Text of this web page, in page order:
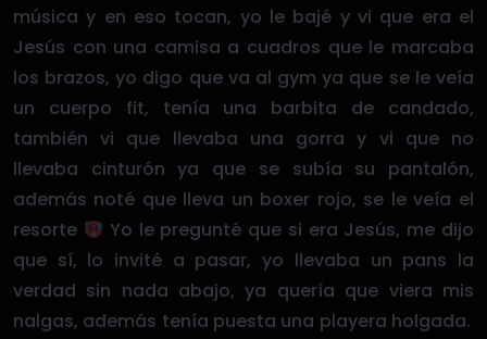
música y en eso tocan, yo le bajé y vi que era el
Jesús con una camisa a cuadros que le marcaba
los brazos, yo digo que va al gym ya que se le veía
un cuerpo fit, tenía una barbita de candado,
también vi que llevaba una gorra y vi que no
llevaba cinturón ya que se subía su pantalón,
además noté que lleva un boxer rojo, se le veía el
resorte
Yo le pregunté que si era Jesús, me dijo
que sí, lo invité a pasar, yo llevaba un pans la
verdad sin nada abajo, ya quería que viera mis
nalgas, además tenía puesta una playera holgada.